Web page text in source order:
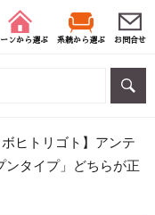
ンから選ぶ 系統から選ぶ お問合せ
ボヒトリゴト】アンテ
ンタイプ」どちらが正